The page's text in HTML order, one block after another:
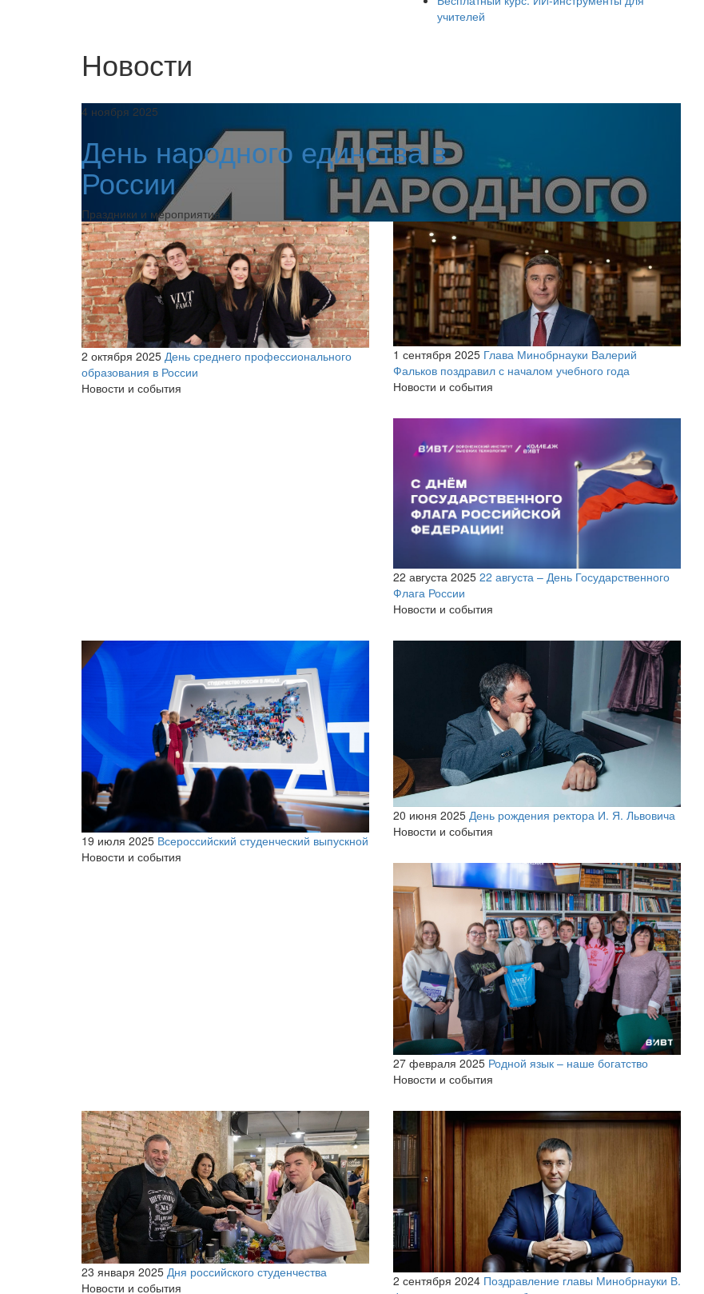
учителей
Новости
4 ноября 2025
День народного единства в
России
Праздники и мероприятия
2 октября 2025 День среднего профессионального
образования в России
Новости и события
1 сентября 2025 Глава Минобрнауки Валерий
Фальков поздравил с началом учебного года
Новости и события
22 августа 2025 22 августа – День Государственного
Флага России
Новости и события
19 июля 2025 Всероссийский студенческий выпускной
Новости и события
20 июня 2025 День рождения ректора И. Я. Львовича
Новости и события
27 февраля 2025 Родной язык – наше богатство
Новости и события
23 января 2025 Дня российского студенчества
Новости и события
2 сентября 2024 Поздравление главы Минобрнауки В.